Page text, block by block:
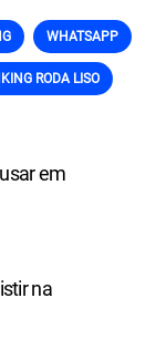
WHATSAPP
RODA LISO
em
na